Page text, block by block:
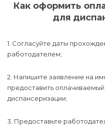
Как оформить
для
1. Согласуйте даты
работодателем;
2. Напишите заявление на
предоставить
диспансеризации;
3. Предоставьте